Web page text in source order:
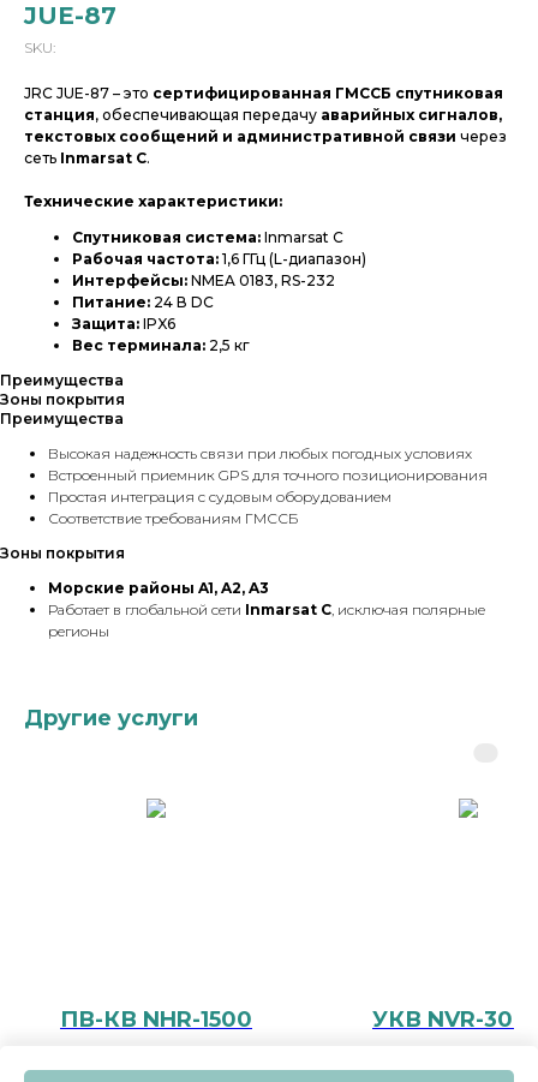
JUE-87
SKU:
JRC JUE-87 – это сертифицированная ГМССБ спутниковая
станция, обеспечивающая передачу аварийных сигналов,
текстовых сообщений и административной связи через
сеть Inmarsat C.
Технические характеристики:
Спутниковая система: Inmarsat C
Рабочая частота: 1,6 ГГц (L-диапазон)
Интерфейсы: NMEA 0183, RS-232
Питание: 24 В DC
Защита: IPX6
Вес терминала: 2,5 кг
Преимущества
Зоны покрытия
Преимущества
Высокая надежность связи при любых погодных условиях
Встроенный приемник GPS для точного позиционирования
Простая интеграция с судовым оборудованием
Соответствие требованиям ГМССБ
Зоны покрытия
Морские районы A1, A2, A3
Работает в глобальной сети Inmarsat C, исключая полярные
регионы
Другие услуги
ПВ-КВ NHR-1500 УКВ NVR-